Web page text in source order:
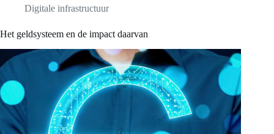
Digitale infrastructuur
Het geldsysteem en de impact daarvan